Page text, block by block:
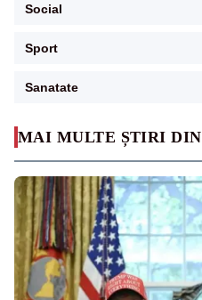
MAI MULTE ȘTIRI DIN
Social
Sport
Sanatate